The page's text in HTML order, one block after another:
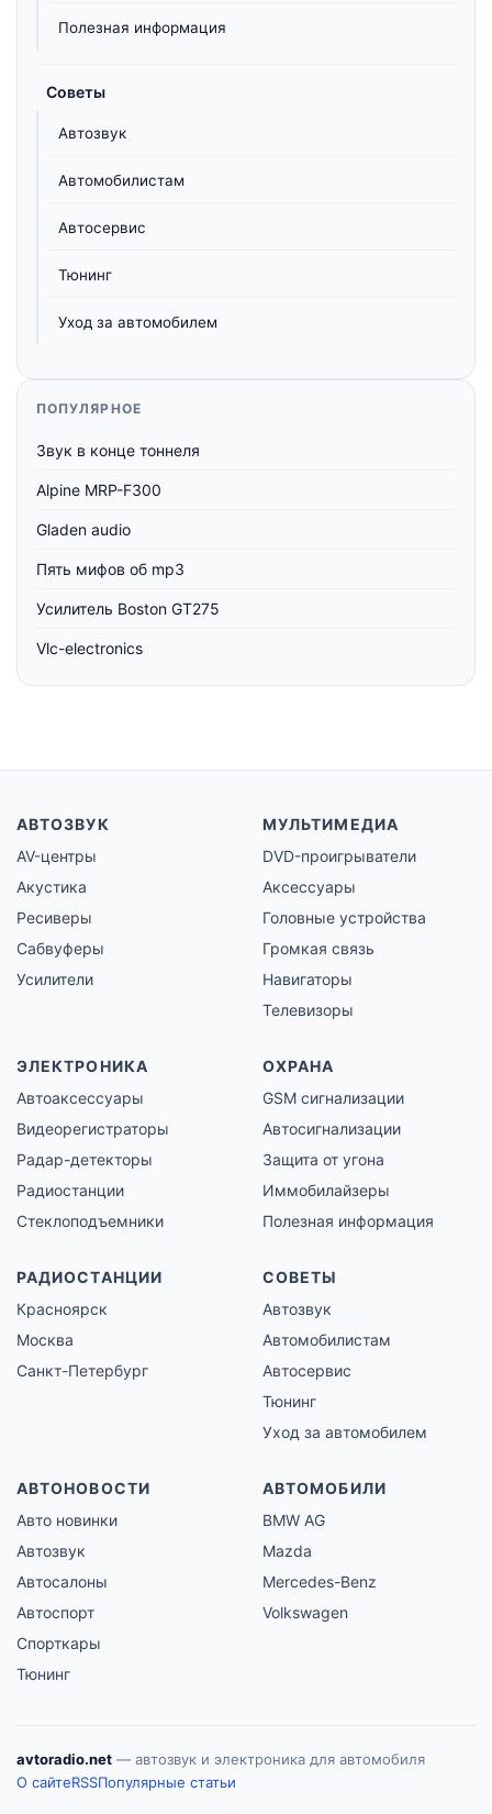
Полезная информация
Советы
Автозвук
Автомобилистам
Автосервис
Тюнинг
Уход за автомобилем
ПОПУЛЯРНОЕ
Звук в конце тоннеля
Alpine MRP-F300
Gladen audio
Пять мифов об mp3
Усилитель Boston GT275
Vlc-electronics
АВТОЗВУК
AV-центры
Акустика
Ресиверы
Сабвуферы
Усилители
МУЛЬТИМЕДИА
DVD-проигрыватели
Аксессуары
Головные устройства
Громкая связь
Навигаторы
Телевизоры
ЭЛЕКТРОНИКА
Автоаксессуары
Видеорегистраторы
Радар-детекторы
Радиостанции
Стеклоподъемники
ОХРАНА
GSM сигнализации
Автосигнализации
Защита от угона
Иммобилайзеры
Полезная информация
РАДИОСТАНЦИИ
Красноярск
Москва
Санкт-Петербург
СОВЕТЫ
Автозвук
Автомобилистам
Автосервис
Тюнинг
Уход за автомобилем
АВТОНОВОСТИ
Авто новинки
Автозвук
Автосалоны
Автоспорт
Спорткары
Тюнинг
АВТОМОБИЛИ
BMW AG
Mazda
Mercedes-Benz
Volkswagen
avtoradio.net — автозвук и электроника для автомобиля
О сайтеRSSПопулярные статьи